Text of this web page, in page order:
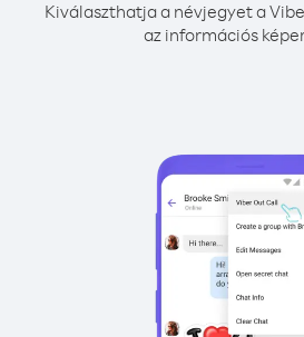
Kiválaszthatja a névjegyet a
az információs